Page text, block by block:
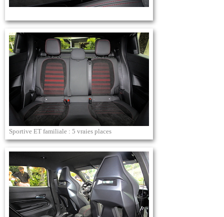
Sportive ET familiale : 5 vraies places